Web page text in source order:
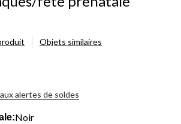
Objets similaires
alertes de soldes
Noir